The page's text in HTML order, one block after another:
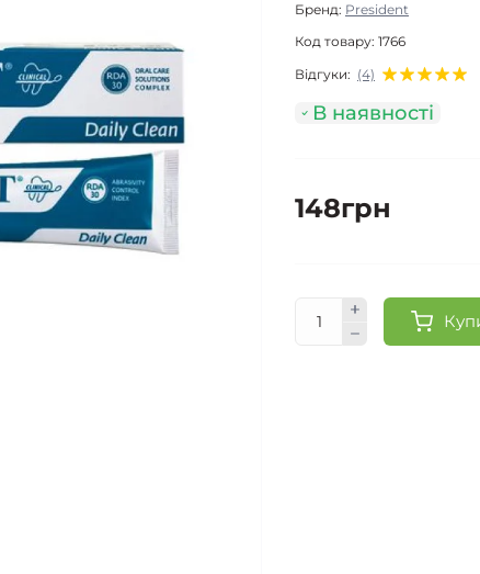
Бренд: President
Код товару: 1766
Відгуки: (4)
В наявності
148грн